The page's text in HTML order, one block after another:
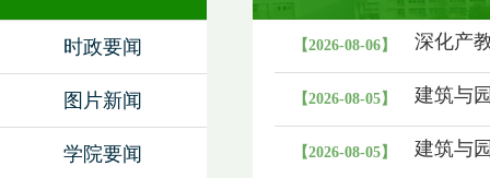
时政要闻
图片新闻
学院要闻
【2026-08-06】 深化产
【2026-08-05】 建筑与
【2026-08-05】 建筑与